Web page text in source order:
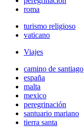
roma
turismo religioso
vaticano
Viajes
camino de santiago
españa
malta
mexico
peregrinación
santuario mariano
tierra santa